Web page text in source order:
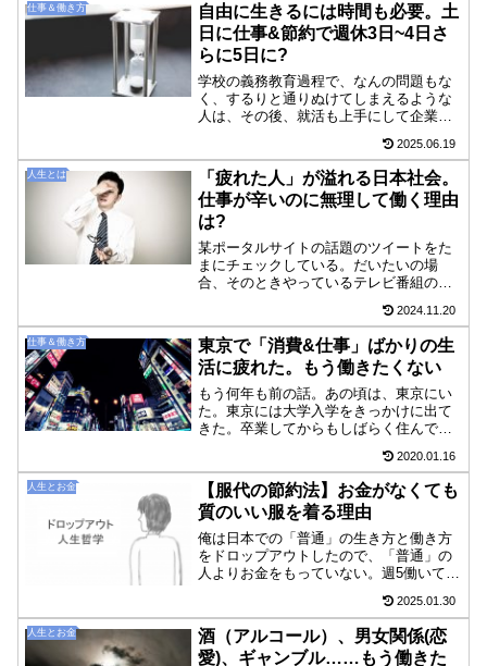
仕事＆働き方
自由に生きるには時間も必要。土
日に仕事&節約で週休3日~4日さ
らに5日に?
学校の義務教育過程で、なんの問題もな
く、するりと通りぬけてしまえるような
人は、その後、就活も上手にして企業で
かし、生来なのか、その後経験的にそう
なったのかは知らないが、少しズレた視
点でものを考えてしまう人...
2025.06.19
人生とは
「疲れた人」が溢れる日本社会。
仕事が辛いのに無理して働く理由
は?
某ポータルサイトの話題のツイートをた
まにチェックしている。だいたいの場
合、そのときやっているテレビ番組の話
い。ネットが浸透したとはいえ、テレビ
というのはまだまだ相当な影響力がある
のだ。テレビをもたない自分に...
2024.11.20
仕事＆働き方
東京で「消費&仕事」ばかりの生
活に疲れた。もう働きたくない
もう何年も前の話。あの頃は、東京にい
た。東京には大学入学をきっかけに出て
きた。卒業してからもしばらく住んでい
「渋谷」「新宿」にすぐ行ける距離にあ
ることにうれしさを感じてよく行った。
しかし、そんなのはすぐに...
2020.01.16
人生とお金
【服代の節約法】お金がなくても
質のいい服を着る理由
俺は日本での「普通」の生き方と働き方
をドロップアウトしたので、「普通」の
人よりお金をもっていない。週5働いてい
活になるだろう。（もしそうでないな
ら、その会社はブラックなので辞めたほ
うがいい）それをカバーす...
2025.01.30
人生とお金
酒（アルコール）、男女関係(恋
愛)、ギャンブル……もう働きた